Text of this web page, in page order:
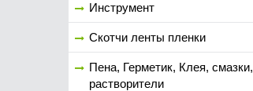
Инструмент
Скотчи ленты пленки
Пена, Герметик, Клея, смазки,
растворители